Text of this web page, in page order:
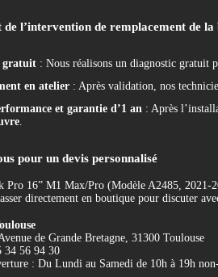
l’intervention de remplacement de la
gratuit : Nous réalisons un diagnostic gratuit
en atelier : Après validation, nos
et garantie d’1 an : Après
.
pour un devis personnalisé
Pro 16” M1 Max/Pro (Modèle A2485, 2021-
directement en boutique pour discuter
de Grande Bretagne, 31300 Toulouse
34 56 94 30
: Du Lundi au Samedi de 10h à 19h